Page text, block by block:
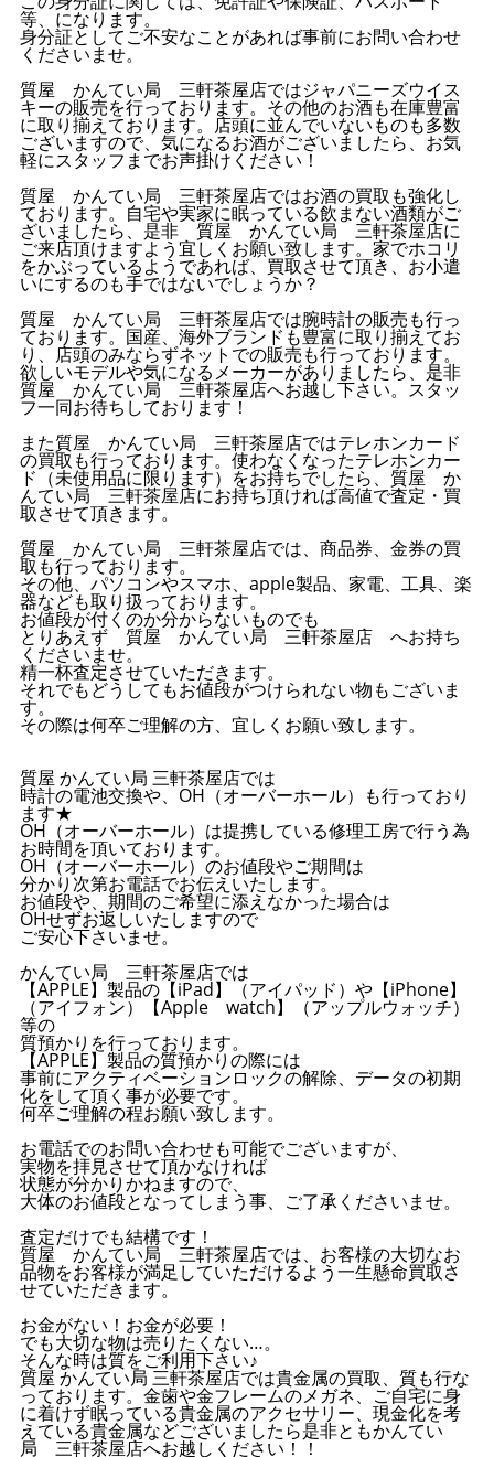
等、になります。
身分証としてご不安なことがあれば事前にお問い合わせ
くださいませ。
質屋 かんてい局 三軒茶屋店ではジャパニーズウイス
キーの販売を行っております。その他のお酒も在庫豊富
に取り揃えております。店頭に並んでいないものも多数
ございますので、気になるお酒がございましたら、お気
軽にスタッフまでお声掛けください！
質屋 かんてい局 三軒茶屋店ではお酒の買取も強化し
ております。自宅や実家に眠っている飲まない酒類がご
ざいましたら、是非 質屋 かんてい局 三軒茶屋店に
ご来店頂けますよう宜しくお願い致します。家でホコリ
をかぶっているようであれば、買取させて頂き、お小遣
いにするのも手ではないでしょうか？
質屋 かんてい局 三軒茶屋店では腕時計の販売も行っ
ております。国産、海外ブランドも豊富に取り揃えてお
り、店頭のみならずネットでの販売も行っております。
欲しいモデルや気になるメーカーがありましたら、是非
質屋 かんてい局 三軒茶屋店へお越し下さい。スタッ
フ一同お待ちしております！
また質屋 かんてい局 三軒茶屋店ではテレホンカード
の買取も行っております。使わなくなったテレホンカー
ド（未使用品に限ります）をお持ちでしたら、質屋 か
んてい局 三軒茶屋店にお持ち頂ければ高値で査定・買
取させて頂きます。
質屋 かんてい局 三軒茶屋店では、商品券、金券の買
取も行っております。
その他、パソコンやスマホ、apple製品、家電、工具、楽
器なども取り扱っております。
お値段が付くのか分からないものでも
とりあえず 質屋 かんてい局 三軒茶屋店 へお持ち
くださいませ。
精一杯査定させていただきます。
それでもどうしてもお値段がつけられない物もございま
す。
その際は何卒ご理解の方、宜しくお願い致します。
質屋 かんてい局 三軒茶屋店では
時計の電池交換や、OH（オーバーホール）も行っており
ます★
OH（オーバーホール）は提携している修理工房で行う為
お時間を頂いております。
OH（オーバーホール）のお値段やご期間は
分かり次第お電話でお伝えいたします。
お値段や、期間のご希望に添えなかった場合は
OHせずお返しいたしますので
ご安心下さいませ。
かんてい局 三軒茶屋店では
【APPLE】製品の【iPad】（アイパッド）や【iPhone】
（アイフォン）【Apple watch】（アップルウォッチ）
等の
質預かりを行っております。
【APPLE】製品の質預かりの際には
事前にアクティベーションロックの解除、データの初期
化をして頂く事が必要です。
何卒ご理解の程お願い致します。
お電話でのお問い合わせも可能でございますが、
実物を拝見させて頂かなければ
状態が分かりかねますので、
大体のお値段となってしまう事、ご了承くださいませ。
査定だけでも結構です！
質屋 かんてい局 三軒茶屋店では、お客様の大切なお
品物をお客様が満足していただけるよう一生懸命買取さ
せていただきます。
お金がない！お金が必要！
でも大切な物は売りたくない…。
そんな時は質をご利用下さい♪
質屋 かんてい局 三軒茶屋店では貴金属の買取、質も行な
っております。金歯や金フレームのメガネ、ご自宅に身
に着けず眠っている貴金属のアクセサリー、現金化を考
えている貴金属などございましたら是非ともかんてい
局 三軒茶屋店へお越しください！！